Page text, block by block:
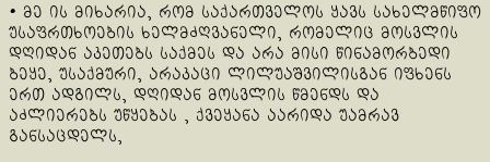
• მე ის მიხარია, რომ საქართველოს ყავს სახელმწიფო
უსაფრთხოების ხელმძღვანელი, რომელიც მოსვლის
დღიდან აკეთებს საქმეს და არა მისი წინამორბედი
ბეყე, უსაქმური, არაკაცი ლილუაშვილისგან იფხენს
ერთ ადგილს, დღიდან მოსვლის წმენდს და
აძლიერებს უწყებას , ქვეყანა აარიდა უამრავ
განსაცდელს,